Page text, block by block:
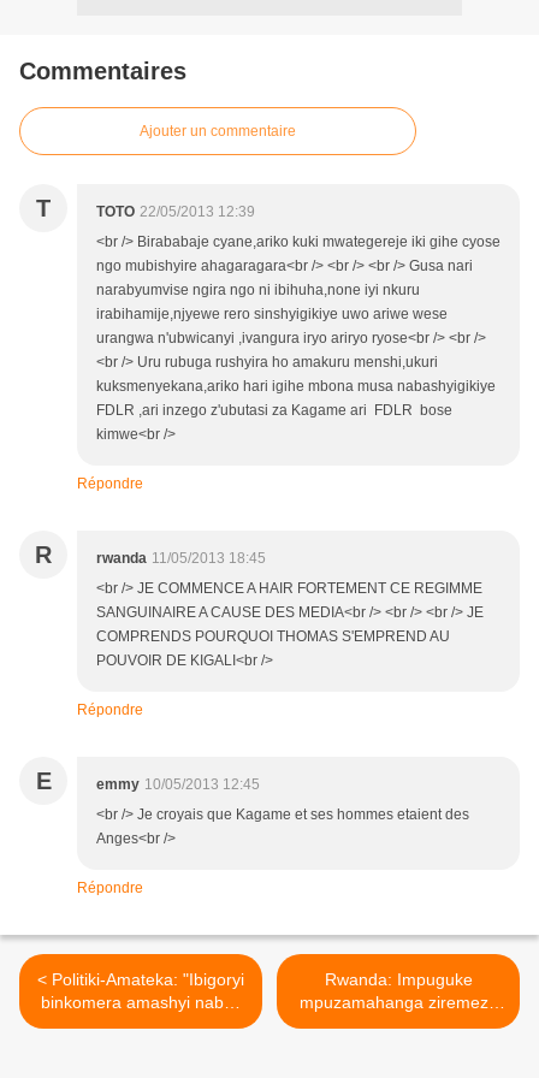
Commentaires
Ajouter un commentaire
T TOTO 22/05/2013 12:39
<br /> Birababaje cyane,ariko kuki mwategereje iki gihe cyose
ngo mubishyire ahagaragara<br /> <br /> <br /> Gusa nari
narabyumvise ngira ngo ni ibihuha,none iyi nkuru
irabihamije,njyewe rero sinshyigikiye uwo ariwe wese
urangwa n'ubwicanyi ,ivangura iryo ariryo ryose<br /> <br />
<br /> Uru rubuga rushyira ho amakuru menshi,ukuri
kuksmenyekana,ariko hari igihe mbona musa nabashyigikiye
FDLR ,ari inzego z'ubutasi za Kagame ari FDLR bose
kimwe<br />
Répondre
R rwanda 11/05/2013 18:45
<br /> JE COMMENCE A HAIR FORTEMENT CE REGIMME
SANGUINAIRE A CAUSE DES MEDIA<br /> <br /> <br /> JE
COMPRENDS POURQUOI THOMAS S'EMPREND AU
POUVOIR DE KIGALI<br />
Répondre
E emmy 10/05/2013 12:45
<br /> Je croyais que Kagame et ses hommes etaient des
Anges<br />
Répondre
< Politiki-Amateka: "Ibigoryi
binkomera amashyi nabyo
nzabyirenza ,kuko
Rwanda: Impuguke
mpuzamahanga ziremeza
ko u Rwanda rushobora